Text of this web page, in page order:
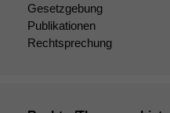
Gesetzgebung
Publikationen
Rechtsprechung